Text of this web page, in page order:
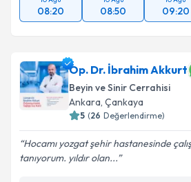
08:20 08:50 09:20
Op. Dr. İbrahim Akkurt
Beyin ve Sinir Cerrahisi
Ankara, Çankaya
5 (26 Değerlendirme)
Hocamı yozgat şehir hastanesinde
tanıyorum. yıldır olan...